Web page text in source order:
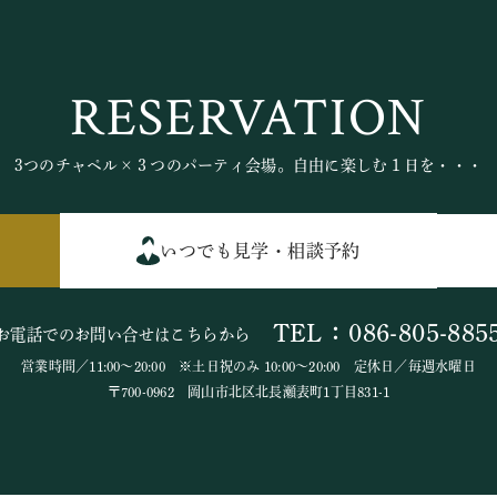
RESERVATION
3つのチャペル×３つのパーティ会場。自由に楽しむ１日を・・・
いつでも見学・相談予約
電話でのお問い合せはこちらから TEL：086-805-
営業時間／11:00～20:00 ※土日祝のみ 10:00～20:00 定休日／毎週水曜日
〒700-0962 岡山市北区北長瀬表町1丁目831-1